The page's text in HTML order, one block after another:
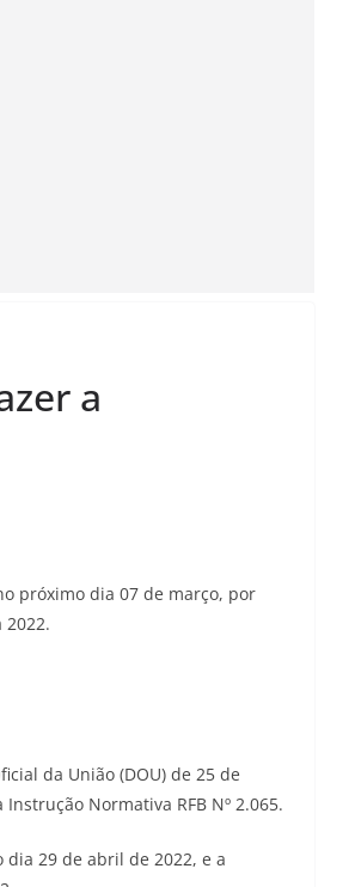
a
próximo dia 07 de março, por
da União (DOU) de 25 de
Normativa RFB Nº 2.065.
29 de abril de 2022, e a